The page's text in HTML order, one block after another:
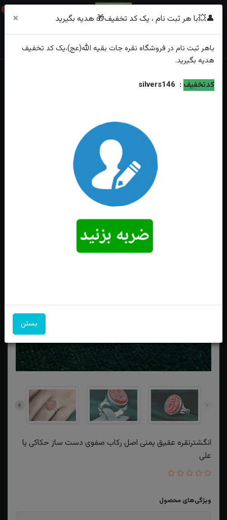
0
خانه
فهرست محصولات
انگشترنقره عقیق یمنی اصل رکاب صفوی دست ساز حکاکی یا علی
انگشترنقره عقیق یمنی اصل رکاب صفوی دست ساز حکاکی یا
علی
ویژگی‌های محصول
👤💥با هر ثبت نام ، یک کد تخفیف🎁 هدیه بگیرید ×
باهر ثبت نام در فروشگاه نقره جات بقیه الله(عج)،یک کد تخفیف
هدیه بگیرید.
کدتخفیف :
silvers146
بستن